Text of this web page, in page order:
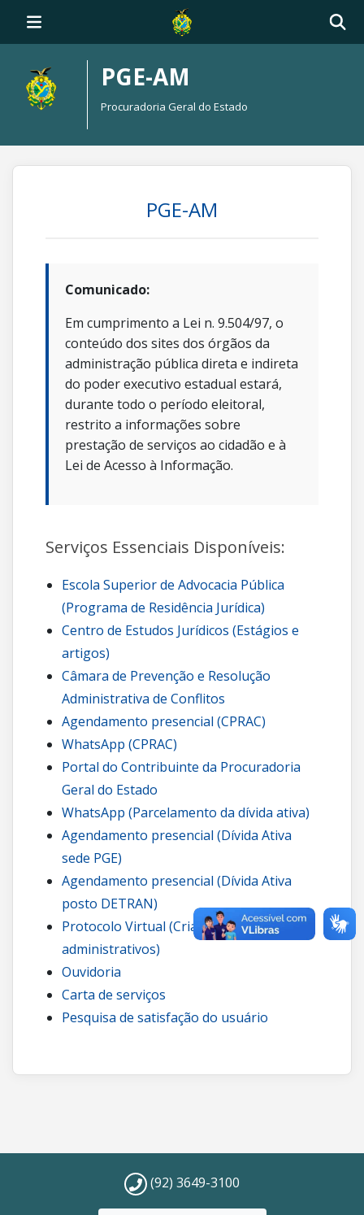
PGE-AM
Procuradoria Geral do Estado
PGE-AM
Comunicado:
Em cumprimento a Lei n. 9.504/97, o
conteúdo dos sites dos órgãos da
administração pública direta e indireta
do poder executivo estadual estará,
durante todo o período eleitoral,
restrito a informações sobre
prestação de serviços ao cidadão e à
Lei de Acesso à Informação.
Serviços Essenciais Disponíveis:
Escola Superior de Advocacia Pública
(Programa de Residência Jurídica)
Centro de Estudos Jurídicos (Estágios e
artigos)
Câmara de Prevenção e Resolução
Administrativa de Conflitos
Agendamento presencial (CPRAC)
WhatsApp (CPRAC)
Portal do Contribuinte da Procuradoria
Geral do Estado
WhatsApp (Parcelamento da dívida ativa)
Agendamento presencial (Dívida Ativa
sede PGE)
Agendamento presencial (Dívida Ativa
posto DETRAN)
Protocolo Virtual (Criação de processos
administrativos)
Ouvidoria
Carta de serviços
Pesquisa de satisfação do usuário
(92) 3649-3100